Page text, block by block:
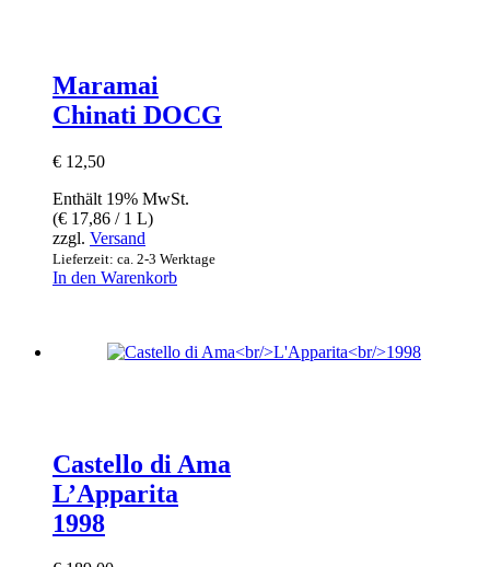
Maramai
Chinati DOCG
€ 12,50
Enthält 19% MwSt.
(€ 17,86 / 1 L)
zzgl. Versand
Lieferzeit: ca. 2-3 Werktage
In den Warenkorb
Castello di Ama
L’Apparita
1998